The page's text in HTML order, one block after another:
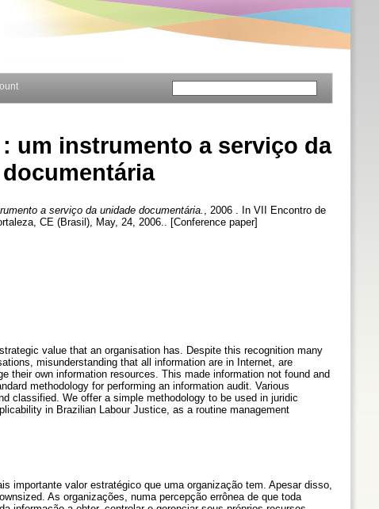
um instrumento a serviço da
a serviço da unidade documentária.
, 2006 . In VII Encontro de
CE (Brasil), May, 24, 2006.. [Conference paper]
value that an organisation has. Despite this recognition many
misunderstanding that all information are in Internet, are
their own information resources. This made information not found and
methodology for performing an information audit. Various
classified. We offer a simple methodology to be used in juridic
in Brazilian Labour Justice, as a routine management
importante valor estratégico que uma organização tem. Apesar disso,
As organizações, numa percepção errônea de que toda